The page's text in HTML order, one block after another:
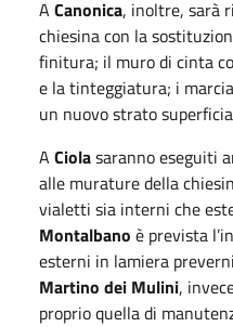
A Canonica, inoltre, sarà
chiesina con la
finitura; il muro di cinta
e la tinteggiatura; i
un nuovo strato
A Ciolasaranno eseguiti
alle murature della
vialetti sia interni che
Montalbano è prevista
esterni in lamiera
Martino dei Mulini,
proprio quella di